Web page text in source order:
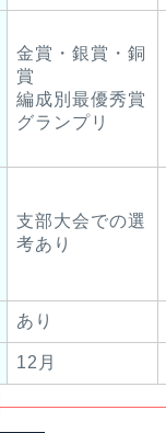
金賞・銀賞・銅
賞
編成別最優秀賞
グランプリ
支部大会での選
考あり
あり
12月